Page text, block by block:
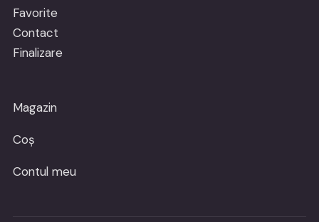
Favorite
Contact
Finalizare
Magazin
Coș
Contul meu